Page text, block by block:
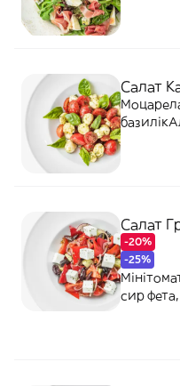
Салат
Салат
-20%
-25%
сир